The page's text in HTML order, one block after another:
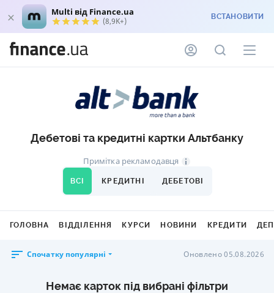
Multi від Finance.ua
(8,9K+) ВСТАНОВИТИ
Дебетові та кредитні картки Альтбанку
ВСІ КРЕДИТНІ ДЕБЕТОВІ
Примітка рекламодавця
ГОЛОВНА ВІДДІЛЕННЯ КУРСИ НОВИНИ КРЕДИТИ
Спочатку популярні Оновлено 05.08.2026
Немає карток під вибрані фільтри